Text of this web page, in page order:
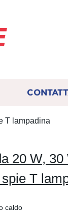
T lampadina
20 W,
T
caldo